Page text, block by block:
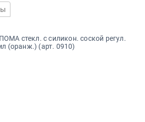
стекл. с силикон. соской регул.
(оранж.) (арт. 0910)